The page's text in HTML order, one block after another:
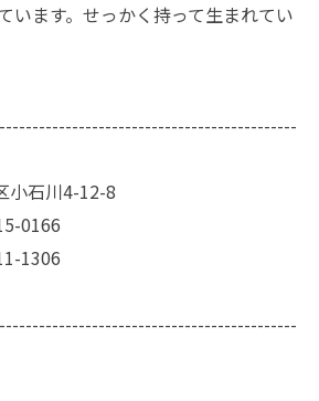
います。せっかく持って生まれてい
小石川4-12-8
0166
1306